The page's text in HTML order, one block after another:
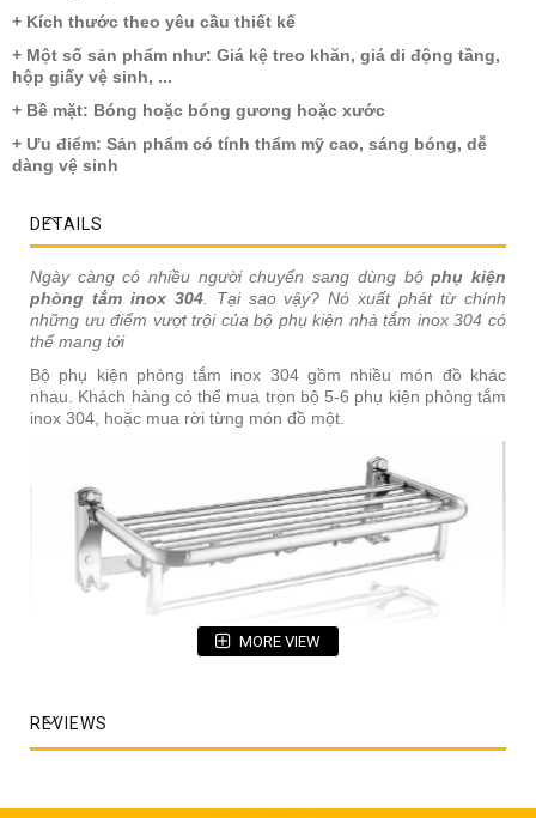
+ Kích thước theo yêu cầu thiết kế
+ Một số sản phẩm như: Giá kệ treo khăn, giá di động tầng,
hộp giấy vệ sinh, ...
+ Bề mặt: Bóng hoặc bóng gương hoặc xước
+ Ưu điểm: Sản phẩm có tính thẩm mỹ cao, sáng bóng, dễ
dàng vệ sinh
DETAILS
Ngày càng có nhiều người chuyển sang dùng bộphụ kiện
phòng tắm inox 304. Tại sao vậy? Nó xuất phát từ chính
những ưu điểm vượt trội của bộ phụ kiện nhà tắm inox 304 có
thể mang tới
Bộ phụ kiện phòng tắm inox 304 gồm nhiều món đồ khác
nhau. Khách hàng có thể mua trọn bộ 5-6 phụ kiện phòng tắm
inox 304, hoặc mua rời từng món đồ một.
MORE VIEW
REVIEWS